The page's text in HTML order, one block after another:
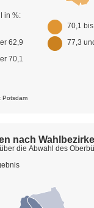
Potsdam
in %:
62,9
70,1
70,1
77,3
nach
die Abwahl des